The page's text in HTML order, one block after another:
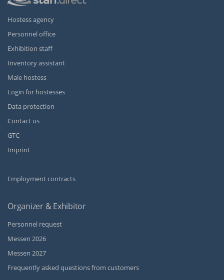
Hostess agency
Personnel office
Exhibition staff
Inventory assistant
Male hostess
Login for hostesses
Data protection
Contact us
GTC
Imprint
Employment contracts
Organizer & Exhibitor
Personnel request
Messen 2026
Messen 2027
Frequently asked questions from customers